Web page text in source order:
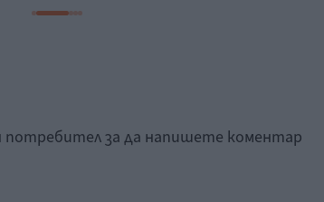
потребител за да напишете коментар